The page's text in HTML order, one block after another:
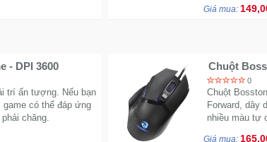
Giá mua:
- DPI 3600
trí ấn tượng. Nếu bạn
có thể đáp ứng
chăng.
Chuột
0
Chuột
Forward, dây
nhiều màu tự
Giá mua: